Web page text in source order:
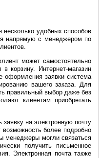
несколько удобных способов
напрямую с менеджером по
может самостоятельно
корзину. Интернет-магазин
оформления заявки система
вашего заказа. Для
правильный выбор даже без
клиентам приобретать
на электронную почту
более подробно
менеджеры могли связаться
получить письменное
Электронная почта также